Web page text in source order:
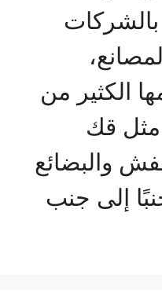
الكثير من
مثل قك
والبضائع
إلى جنب